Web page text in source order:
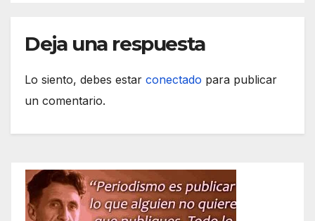
Deja una respuesta
Lo siento, debes estar conectado para publicar
un comentario.